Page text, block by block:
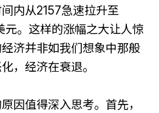
内从2157急速拉升至
元。这样的涨幅之大让人惊
济并非如我们想象中那般
，经济在衰退。
因值得深入思考。首先，